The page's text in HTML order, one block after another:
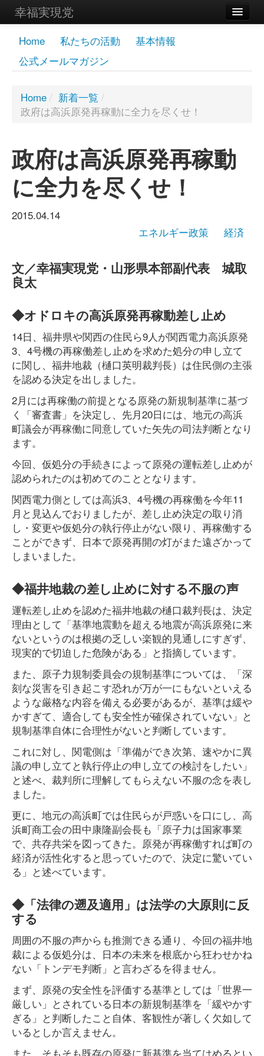
幸福実現党
メンバーズページ
党員
お問い合わせ
Home 私たちの活動
基本情報
公式メールマガジン
Home / 新着一覧 /
政府は高浜原発再稼動に全力を尽くせ！
政府は高浜原発再稼動
に全力を尽くせ！
2015.04.14
エネルギー政策
経済
文／幸福実現党・山形県本部副代表 城取
良太
◆オドロキの高浜原発再稼動差し止め
14日、福井県や関西の住民ら9人が関西電力高浜原発
3、4号機の再稼働差し止めを求めた処分の申し立て
に関し、福井地裁（樋口英明裁判長）は住民側の主張
を認める決定を出しました。
2月には再稼働の前提となる原発の新規制基準に基づ
く「審査書」を決定し、先月20日には、地元の高浜
町議会が再稼働に同意していた矢先の司法判断となり
ます。
今回、仮処分の手続きによって原発の運転差し止めが
認められたのは初めてのこととなります。
関西電力側としては高浜3、4号機の再稼働を今年11
月と見込んでおりましたが、差し止め決定の取り消
し・変更や仮処分の執行停止がない限り、再稼働する
ことができず、日本で原発再開の灯がまた遠ざかって
しまいました。
◆福井地裁の差し止めに対する不服の声
運転差し止めを認めた福井地裁の樋口裁判長は、決定
理由として「基準地震動を超える地震が高浜原発に来
ないというのは根拠の乏しい楽観的見通しにすぎず、
現実的で切迫した危険がある」と指摘しています。
また、原子力規制委員会の規制基準については、「深
刻な災害を引き起こす恐れが万が一にもないといえる
ような厳格な内容を備える必要があるが、基準は緩や
かすぎて、適合しても安全性が確保されていない」と
規制基準自体に合理性がないと判断しています。
これに対し、関電側は「準備ができ次第、速やかに異
議の申し立てと執行停止の申し立ての検討をしたい」
と述べ、裁判所に理解してもらえない不服の念を表し
ました。
更に、地元の高浜町では住民らが戸惑いを口にし、高
浜町商工会の田中康隆副会長も「原子力は国家事業
で、共存共栄を図ってきた。原発が再稼働すれば町の
経済が活性化すると思っていたので、決定に驚いてい
る」と述べています。
◆「法律の遡及適用」は法学の大原則に反
する
周囲の不服の声からも推測できる通り、今回の福井地
裁による仮処分は、日本の未来を根底から狂わせかね
ない「トンデモ判断」と言わざるを得ません。
まず、原発の安全性を評価する基準としては「世界一
厳しい」とされている日本の新規制基準を「緩やかす
ぎる」と判断したこと自体、客観性が著しく欠如して
いるとしか言えません。
また、そもそも既存の原発に新基準を当てはめるとい